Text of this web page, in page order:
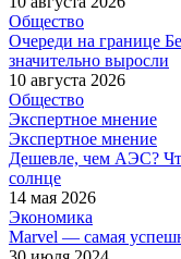
Общество
Очереди на границе
значительно выросли
10 августа 2026
Общество
Экспертное мнение
Экспертное мнение
Дешевле, чем АЭС?
солнце
14 мая 2026
Экономика
Marvel — самая